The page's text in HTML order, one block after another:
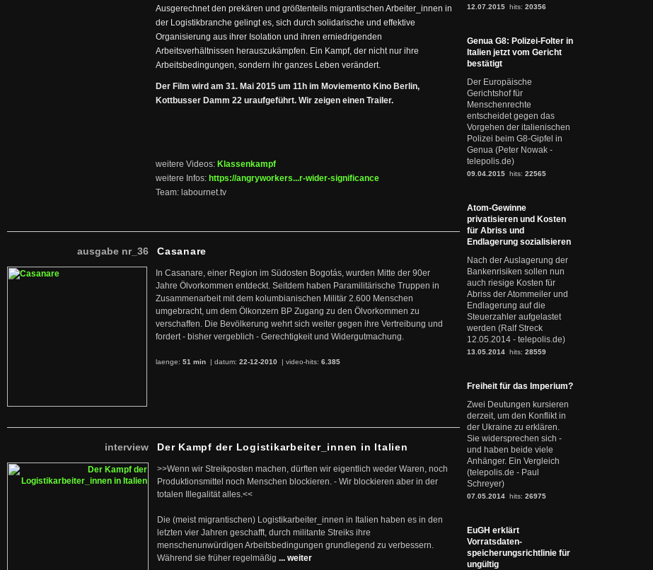
Ausgerechnet den prekären und größtenteils migrantischen Arbeiter_innen in
der Logistikbranche gelingt es, sich durch solidarische und effektive
Organisierung aus ihrer Isolation und ihren erniedrigenden
Arbeitsverhältnissen herauszukämpfen. Ein Kampf, der nicht nur ihre
Arbeitsbedingungen, sondern ihr ganzes Leben verändert.
Der Film wird am 31. Mai 2015 um 11h im Moviemento Kino Berlin,
Kottbusser Damm 22 uraufgeführt. Wir zeigen einen Trailer.
weitere Videos: Klassenkampf
weitere Infos: https://angryworkers...r-wider-significance
Team: labournet.tv
ausgabe nr_36 Casanare
In Casanare, einer Region im Südosten Bogotás, wurden Mitte der 90er
Jahre Ölvorkommen entdeckt. Seitdem haben Paramilitärische Truppen in
Zusammenarbeit mit dem kolumbianischen Militär 2.600 Menschen
umgebracht, um dem Ölkonzern BP Zugang zu den Ölvorkommen zu
verschaffen. Die Bevölkerung wehrt sich weiter gegen ihre Vertreibung und
fordert - bisher vergeblich - Gerechtigkeit und Widergutmachung.
laenge: 51 min | datum: 22-12-2010 | video-hits: 6.385
interview Der Kampf der Logistikarbeiter_innen in Italien
>>Wenn wir Streikposten machen, dürften wir eigentlich weder Waren, noch
Produktionsmittel noch Menschen blockieren. - Wir blockieren aber in der
totalen Illegalität alles.<<
Die (meist migrantischen) Logistikarbeiter_innen in Italien haben es in den
letzten vier Jahren geschafft, durch militante Streiks ihre
menschenunwürdigen Arbeitsbedingungen grundlegend zu verbessern.
Während sie früher regelmäßig ... weiter
12.07.2015 hits: 20356
Genua G8: Polizei-Folter in
Italien jetzt vom Gericht
bestätigt
Der Europäische
Gerichtshof für
Menschenrechte
entscheidet gegen das
Vorgehen der italienischen
Polizei beim G8-Gipfel in
Genua (Peter Nowak -
telepolis.de)
09.04.2015 hits: 22565
Atom-Gewinne
privatisieren und Kosten
für Abriss und
Endlagerung sozialisieren
Nach der Auslagerung der
Bankenrisiken sollen nun
auch riesige Kosten für
Abriss der Atommeiler und
Endlagerung auf die
Steuerzahler aufgelastet
werden (Ralf Streck
12.05.2014 - telepolis.de)
13.05.2014 hits: 28559
Freiheit für das Imperium?
Zwei Deutungen kursieren
derzeit, um den Konflikt in
der Ukraine zu erklären.
Sie widersprechen sich -
und haben beide viele
Anhänger. Ein Vergleich
(telepolis.de - Paul
Schreyer)
07.05.2014 hits: 26975
EuGH erklärt
Vorratsdaten-
speicherungsrichtlinie für
ungültig